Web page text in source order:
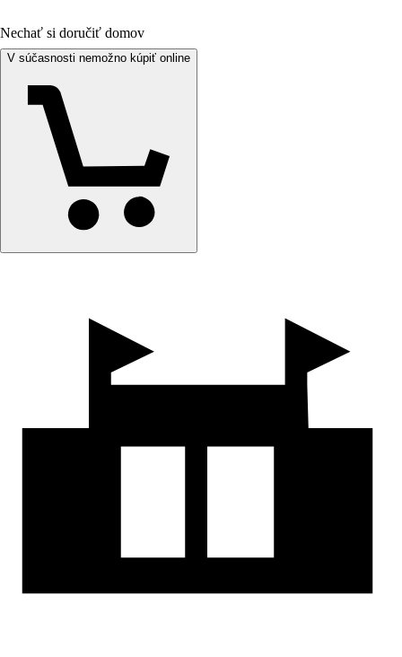
Nechať si doručiť domov
V súčasnosti nemožno kúpiť online